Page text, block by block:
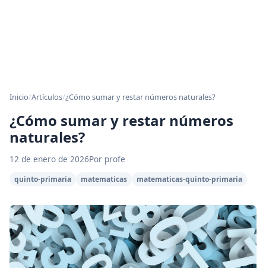
Inicio/Artículos/¿Cómo sumar y restar números naturales?
¿Cómo sumar y restar números
naturales?
12 de enero de 2026Por profe
quinto-primaria matematicas matematicas-quinto-primaria